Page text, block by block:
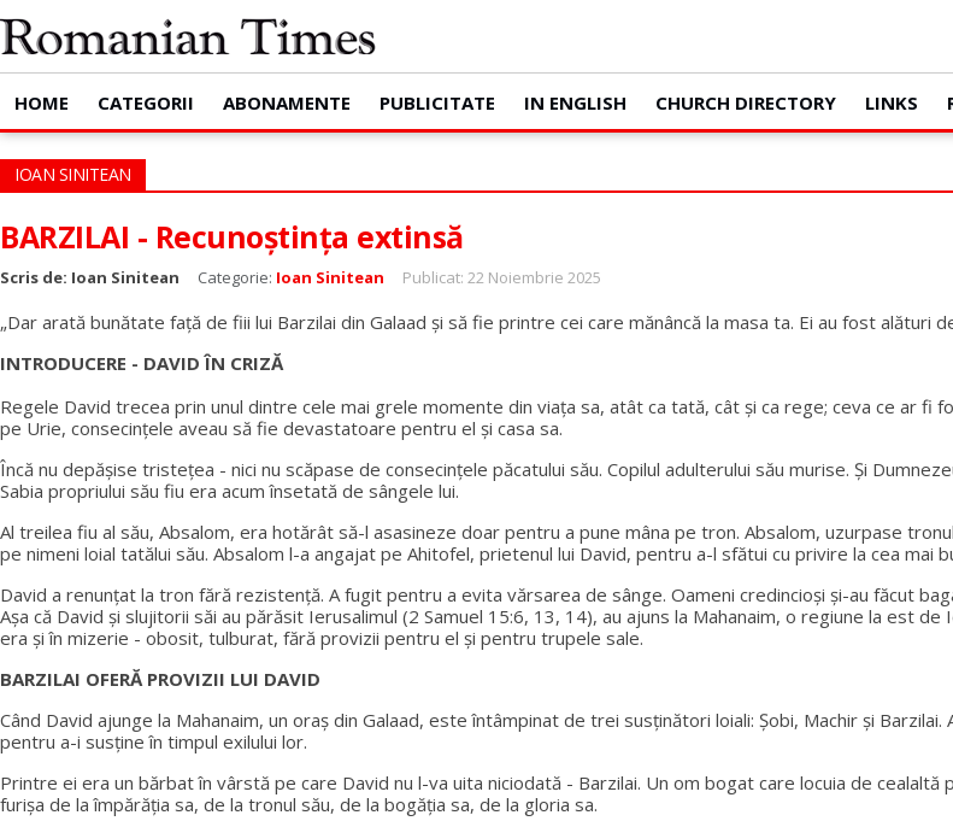
HOME CATEGORII ABONAMENTE PUBLICITATE IN ENGLISH CHURCH DIRECTORY LINKS
IOAN SINITEAN
BARZILAI - Recunoștința extinsă
Scris de: Ioan Sinitean Categorie: Ioan Sinitean Publicat: 22 Noiembrie 2025
„Dar arată bunătate față de fiii lui Barzilai din Galaad și să fie printre cei care mănâncă la masa ta. Ei au fost alături
INTRODUCERE - DAVID ÎN CRIZĂ
Regele David trecea prin unul dintre cele mai grele momente din viața sa, atât ca tată, cât și ca rege; ceva ce ar fi
pe Urie, consecințele aveau să fie devastatoare pentru el și casa sa.
Încă nu depășise tristețea - nici nu scăpase de consecințele păcatului său. Copilul adulterului său murise. Și
Sabia propriului său fiu era acum însetată de sângele lui.
Al treilea fiu al său, Absalom, era hotărât să-l asasineze doar pentru a pune mâna pe tron. Absalom, uzurpase
pe nimeni loial tatălui său. Absalom l-a angajat pe Ahitofel, prietenul lui David, pentru a-l sfătui cu privire la cea
David a renunțat la tron ​​fără rezistență. A fugit pentru a evita vărsarea de sânge. Oameni credincioși și-au făcut
Așa că David și slujitorii săi au părăsit Ierusalimul (2 Samuel 15:6, 13, 14), au ajuns la Mahanaim, o regiune la est
era și în mizerie - obosit, tulburat, fără provizii pentru el și pentru trupele sale.
BARZILAI OFERĂ PROVIZII LUI DAVID
Când David ajunge la Mahanaim, un oraș din Galaad, este întâmpinat de trei susținători loiali: Șobi, Machir și
pentru a-i susține în timpul exilului lor.
Printre ei era un bărbat în vârstă pe care David nu l-va uita niciodată - Barzilai. Un om bogat care locuia de
furișa de la împărăția sa, de la tronul său, de la bogăția sa, de la gloria sa.